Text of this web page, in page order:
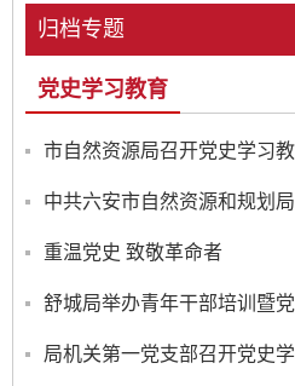
归档专题
党史学习教育
市自然资源局召开党史学习
重温党史 致敬革命者